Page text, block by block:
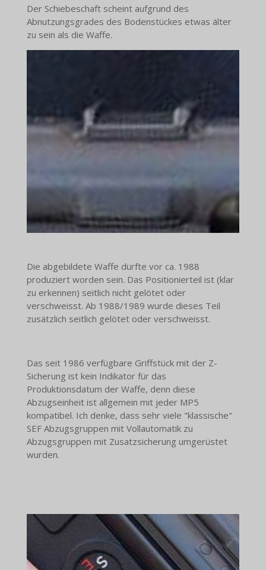
Der Schiebeschaft scheint aufgrund des
Abnutzungsgrades des Bodenstückes etwas älter
zu sein als die Waffe.
Die abgebildete Waffe dürfte vor ca. 1988
produziert worden sein. Das Positionierteil ist (klar
zu erkennen) seitlich nicht gelötet oder
verschweisst. Ab 1988/1989 wurde dieses Teil
zusätzlich seitlich gelötet oder verschweisst.
Das seit 1986 verfügbare Griffstück mit der Z-
Sicherung ist kein Indikator für das
Produktionsdatum der Waffe, denn diese
Abzugseinheit ist allgemein mit jeder MP5
kompatibel. Ich denke, dass sehr viele "klassische"
SEF Abzugsgruppen mit Vollautomatik zu
Abzugsgruppen mit Zusatzsicherung umgerüstet
wurden.